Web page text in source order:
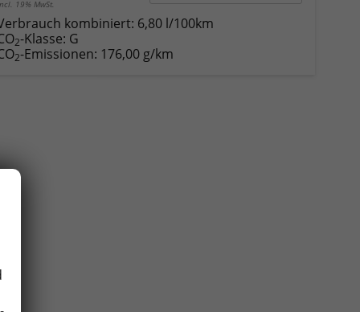
19% MwSt.
kombiniert: 6,80 l/100km
2-Klasse: G
2-Emissionen: 176,00 g/km